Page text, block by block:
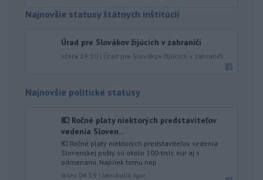
Najnovšie statusy štátnych inštitúcií
Úrad pre Slovákov žijúcich v zahraničí
včera 19:10 | Úrad pre Slovákov žijúcich v zahraničí
Najnovšie politické statusy
💶 Ročné platy niektorých predstaviteľov
vedenia Sloven...
💶 Ročné platy niektorých predstaviteľov vedenia
Slovenskej pošty sú okolo 100-tisíc eur aj s
odmenami. Napriek tomu nep...
dnes 04:59 | Janckulík Igor